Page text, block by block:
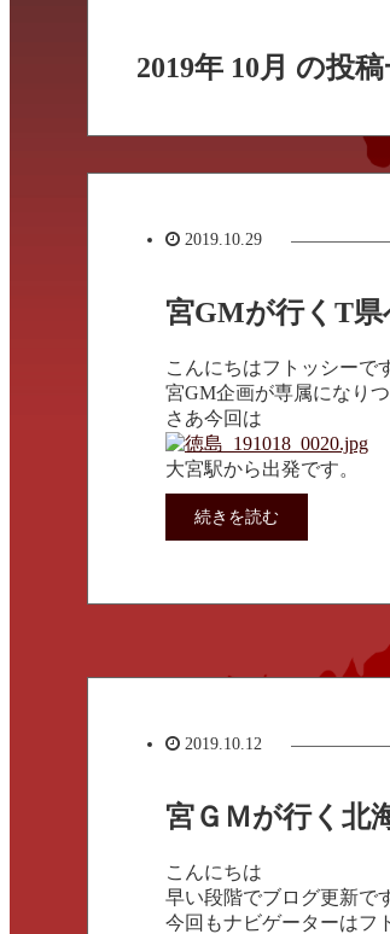
2019年 10月 の投
2019.10.29
宮GMが行くT
こんにちはフトッシーで
宮GM企画が専属になりつ
さあ今回は
大宮駅から出発です。
続きを読む
2019.10.12
宮ＧＭが行く北
こんにちは
早い段階でブログ更新で
今回もナビゲーターはフ